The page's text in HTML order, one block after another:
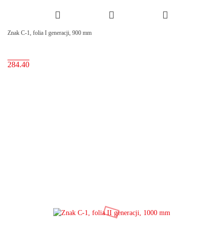
Znak C-1, folia I generacji, 900 mm
284.40